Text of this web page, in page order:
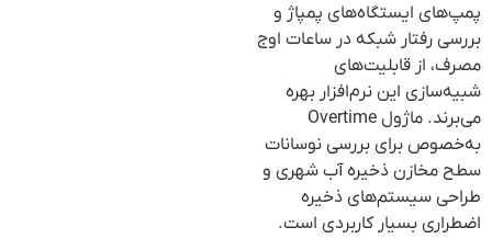
پمپ‌های ایستگاه‌های پمپاژ و
بررسی رفتار شبکه در ساعات اوج
مصرف، از قابلیت‌های
شبیه‌سازی این نرم‌افزار بهره
می‌برند. ماژول Overtime
به‌خصوص برای بررسی نوسانات
سطح مخازن ذخیره آب شهری و
طراحی سیستم‌های ذخیره
اضطراری بسیار کاربردی است.